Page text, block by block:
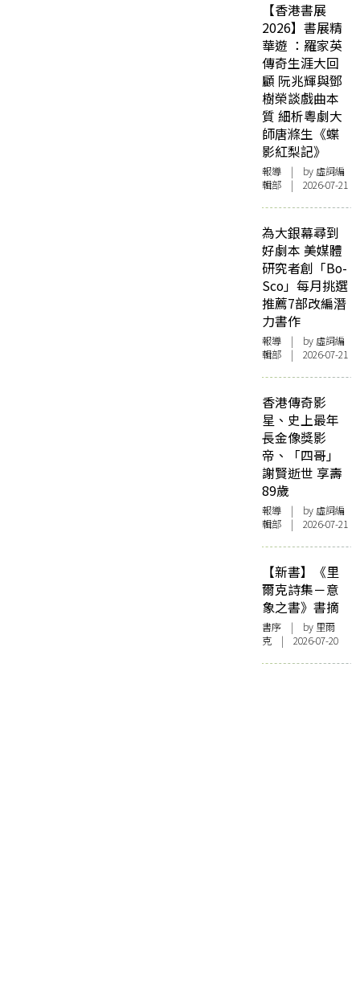
【香港書展
2026】書展精
華遊 ：羅家英
傳奇生涯大回
顧 阮兆輝與鄧
樹榮談戲曲本
質 細析粵劇大
師唐滌生《蝶
影紅梨記》
報導 | by 虛詞編
輯部 | 2026-07-21
為大銀幕尋到
好劇本 美媒體
研究者創「Bo-
Sco」每月挑選
推薦7部改編潛
力書作
報導 | by 虛詞編
輯部 | 2026-07-21
香港傳奇影
星、史上最年
長金像獎影
帝、「四哥」
謝賢逝世 享壽
89歲
報導 | by 虛詞編
輯部 | 2026-07-21
【新書】《里
爾克詩集－意
象之書》書摘
書序 | by 里爾
克 | 2026-07-20